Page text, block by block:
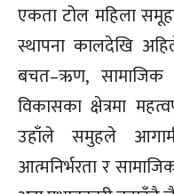
एकता टोल महिला
स्थापना कालदेखि
बचत–ऋण, सामाजिक
विकासका क्षेत्रमा
उहाँले समुहले
आत्मनिर्भरता र